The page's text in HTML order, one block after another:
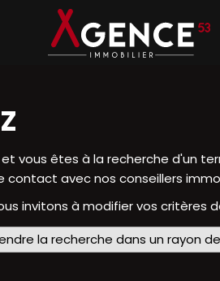
vous êtes à la recherche d'un
contact avec nos conseillers
invitons à modifier vos critères
la recherche dans un rayon